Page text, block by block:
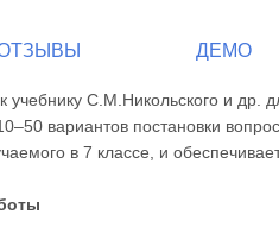
ДЕМО
учебнику С.М.Никольского и др.
вариантов постановки
в 7 классе, и